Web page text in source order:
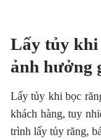
Lấy tủy khi
ảnh hưởng
Lấy tủy khi bọc
khách hàng, tuy
trình lấy tủy răng,